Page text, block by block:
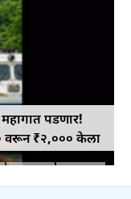
पडणार!
वरून ₹२,००० केला